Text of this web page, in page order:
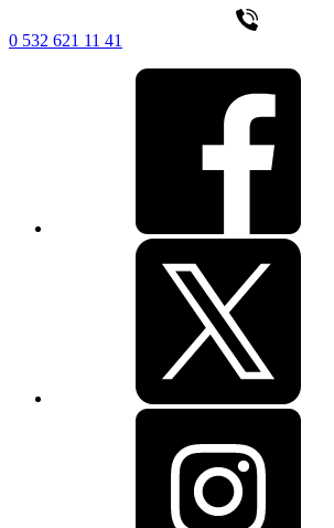
0 532 621 11 41